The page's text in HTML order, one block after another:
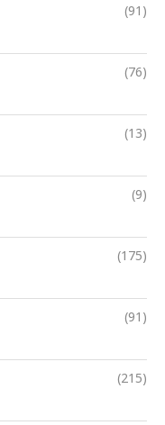
(91)
(76)
(13)
(9)
(175)
(91)
(215)